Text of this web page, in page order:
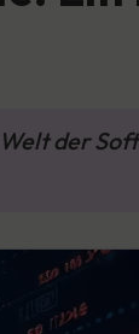
der